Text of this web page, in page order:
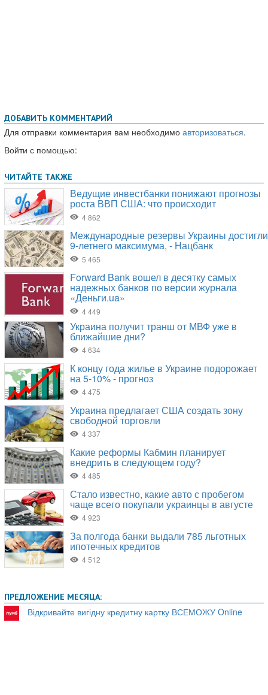
ДОБАВИТЬ КОММЕНТАРИЙ
Для отправки комментария вам необходимо авторизоваться.
Войти с помощью:
ПРЕДЛОЖЕНИЕ МЕСЯЦА:
Відкривайте вигідну кредитну картку ВСЕМОЖУ Online